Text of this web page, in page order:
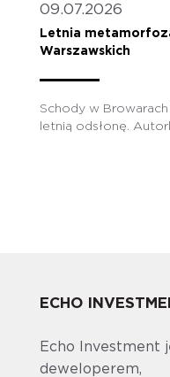
09.07.2026
Letnia
Warszawskich
Schody w Browarach
letnią odsłonę.
ECHO
Echo Investment
deweloperem,